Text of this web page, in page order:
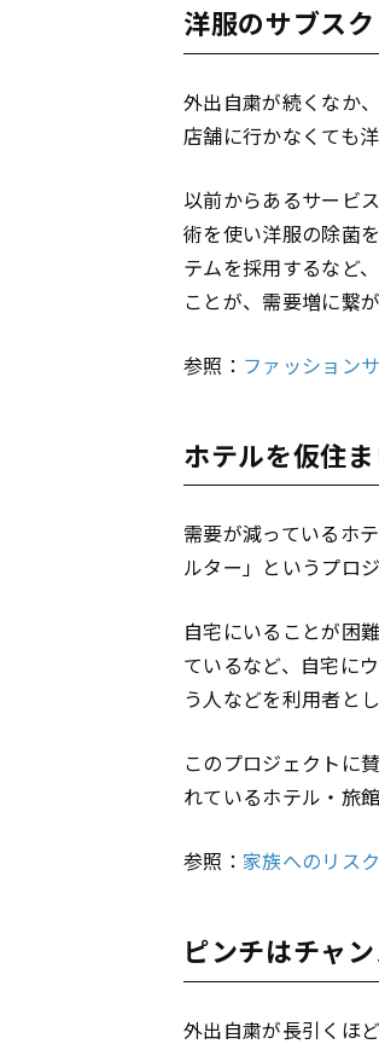
洋服のサブス
外出自粛が続くなか
店舗に行かなくても
以前からあるサービ
術を使い洋服の除菌
テムを採用するなど
ことが、需要増に繋が
参照： ファッション
ホテルを仮住
需要が減っているホ
ルター」というプロ
自宅にいることが困
ているなど、自宅に
う人などを利用者と
このプロジェクトに
れているホテル・旅
参照： 家族へのリス
ピンチはチャ
外出自粛が長引くほ